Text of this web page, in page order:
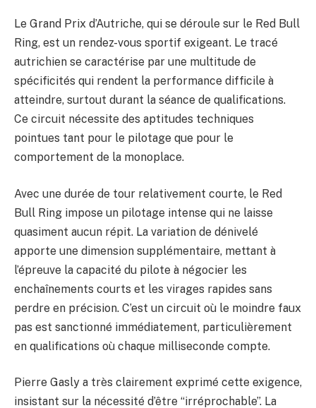
Le Grand Prix d’Autriche, qui se déroule sur le Red Bull
Ring, est un rendez-vous sportif exigeant. Le tracé
autrichien se caractérise par une multitude de
spécificités qui rendent la performance difficile à
atteindre, surtout durant la séance de qualifications.
Ce circuit nécessite des aptitudes techniques
pointues tant pour le pilotage que pour le
comportement de la monoplace.
Avec une durée de tour relativement courte, le Red
Bull Ring impose un pilotage intense qui ne laisse
quasiment aucun répit. La variation de dénivelé
apporte une dimension supplémentaire, mettant à
l’épreuve la capacité du pilote à négocier les
enchaînements courts et les virages rapides sans
perdre en précision. C’est un circuit où le moindre faux
pas est sanctionné immédiatement, particulièrement
en qualifications où chaque milliseconde compte.
Pierre Gasly a très clairement exprimé cette exigence,
insistant sur la nécessité d’être “irréprochable”. La